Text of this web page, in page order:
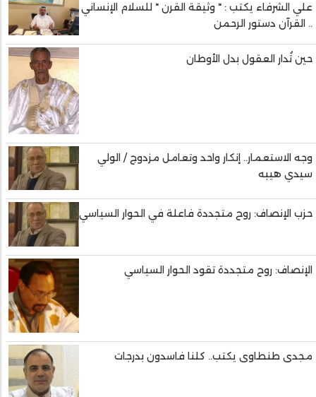
علي الشرفاء يكتب : " وثيقة القرن " للسلام الإنساني
.. القرآن دستور الرحمن
حين تُدار العقول بدل الأوطان
وجه الاستعمار.. إنكار واحد وتعامل مزدوج / الولي
سيدي هيبه
حزب الإنصاف: روح متجددة فاعلة في الحوار السياسي
الإنصاف: روح متجددة تقود الحوار السياسي
مجدى طنطاوى يكتب.. كلنا فاسدون بدرجات